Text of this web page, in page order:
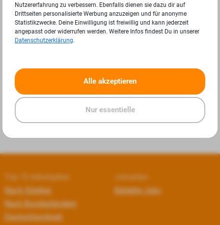
« »
Top 10 Arbeitgeber
Nach Städten
Nach Bundesländern
Deutschlandweit
Jobseiten
Beliebte Jobs
Nutzererfahrung zu verbessern. Ebenfalls dienen sie dazu dir auf
Drittseiten personalisierte Werbung anzuzeigen und für anonyme
Statistikzwecke. Deine Einwilligung ist freiwillig und kann jederzeit
angepasst oder widerrufen werden. Weitere Infos findest Du in unserer
Datenschutzerklärung.
Alle akzeptieren
Nur essentielle